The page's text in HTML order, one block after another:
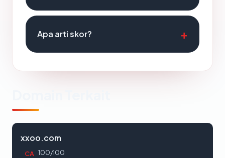
Apa arti skor?
xxoo.com
CA 100/100